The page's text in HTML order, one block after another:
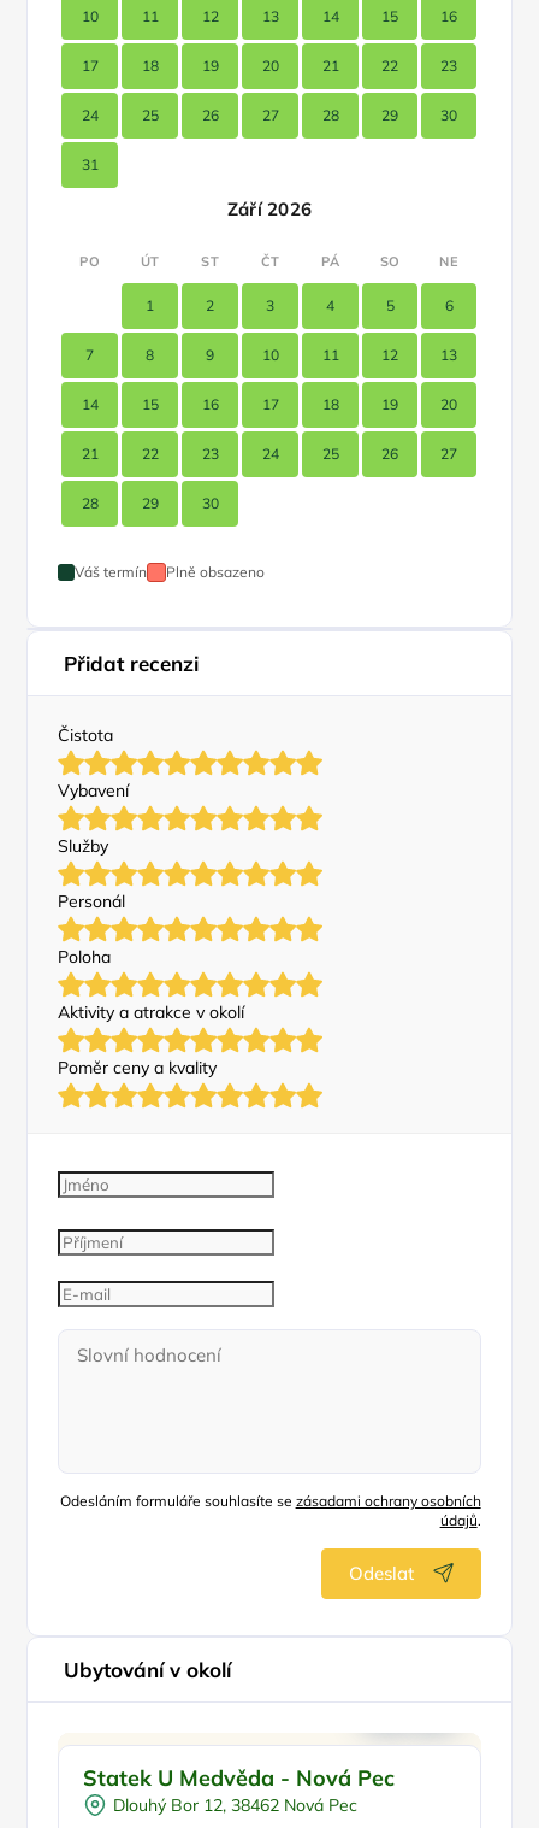
10 11 12 13 14 15 16
17 18 19 20 21 22 23
24 25 26 27 28 29 30
31
Září 2026
PO ÚT ST ČT PÁ SO NE
1 2 3 4 5 6
7 8 9 10 11 12 13
14 15 16 17 18 19 20
21 22 23 24 25 26 27
28 29 30
Váš termín Plně obsazeno
Přidat recenzi
Čistota
Vybavení
Služby
Personál
Poloha
Aktivity a atrakce v okolí
Poměr ceny a kvality
Odesláním formuláře souhlasíte se zásadami ochrany osobních
údajů.
Odeslat
Ubytování v okolí
Koupací sud
Sauna
Statek U Medvěda - Nová Pec
Dlouhý Bor 12, 38462 Nová Pec